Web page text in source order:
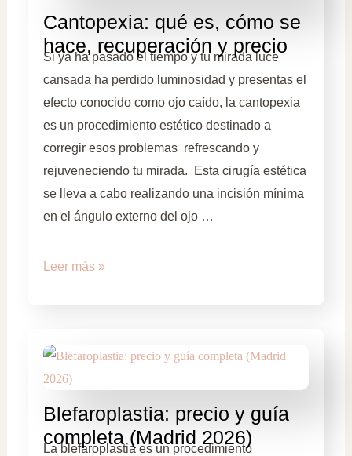
Cantopexia: qué es, cómo se
hace, recuperación y precio
Si ya ha pasado el tiempo y tu mirada luce
cansada ha perdido luminosidad y presentas el
efecto conocido como ojo caído, la cantopexia
es un procedimiento estético destinado a
corregir esos problemas refrescando y
rejuveneciendo tu mirada. Esta cirugía estética
se lleva a cabo realizando una incisión mínima
en el ángulo externo del ojo …
Leer más »
Blefaroplastia: precio y guía
completa (Madrid 2026)
La blefaroplastia es un procedimiento